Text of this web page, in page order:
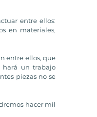
entre ellos:
en materiales,
entre ellos, que
hará un trabajo
piezas no se
hacer mil